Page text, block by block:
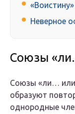
Неверное
Союзы
Союзы «ли…
образуют
однородные